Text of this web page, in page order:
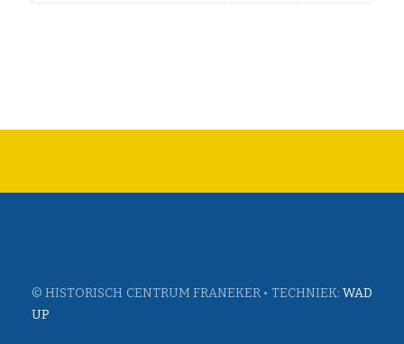
© HISTORISCH CENTRUM FRANEKER • TECHNIEK: WAD
UP